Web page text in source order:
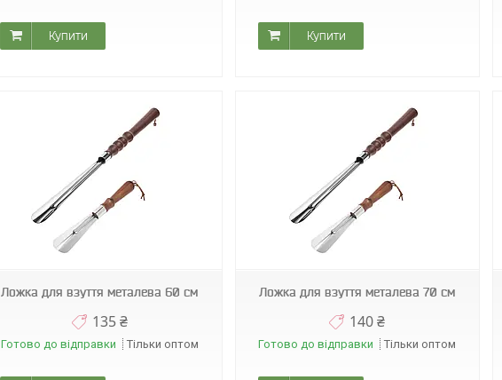
Купити Купити
Ложка для взуття металева 60 см
135 ₴
Готово до відправки Тільки оптом
Ложка для взуття металева 70 см
140 ₴
Готово до відправки Тільки оптом